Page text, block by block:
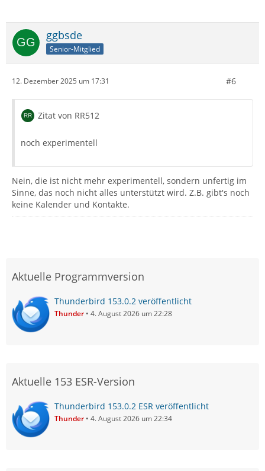
ggbsde
Senior-Mitglied
12. Dezember 2025 um 17:31 #6
Zitat von RR512
noch experimentell
Nein, die ist nicht mehr experimentell, sondern unfertig im
Sinne, das noch nicht alles unterstützt wird. Z.B. gibt's noch
keine Kalender und Kontakte.
Aktuelle Programmversion
Thunderbird 153.0.2 veröffentlicht
Thunder 4. August 2026 um 22:28
Aktuelle 153 ESR-Version
Thunderbird 153.0.2 ESR veröffentlicht
Thunder 4. August 2026 um 22:34